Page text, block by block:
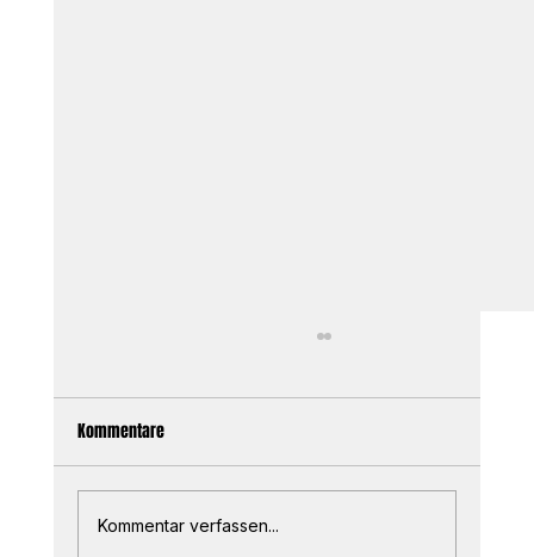
Kommentare
Kommentar verfassen...